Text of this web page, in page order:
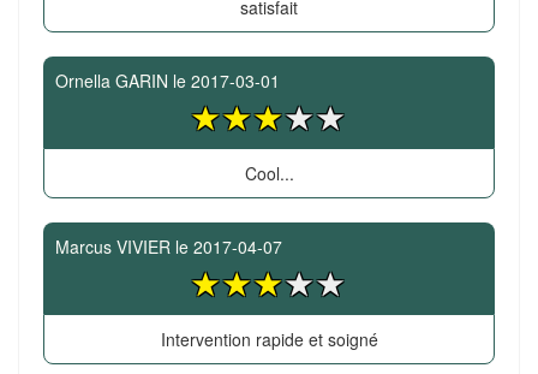
satisfait
Ornella GARIN le 2017-03-01
Cool...
Marcus VIVIER le 2017-04-07
Intervention rapide et soigné